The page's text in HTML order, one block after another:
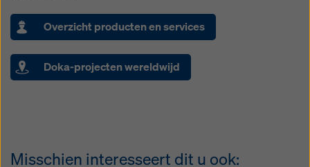
Overzicht producten en services
Doka-projecten wereldwijd
Misschien interesseert dit u ook: